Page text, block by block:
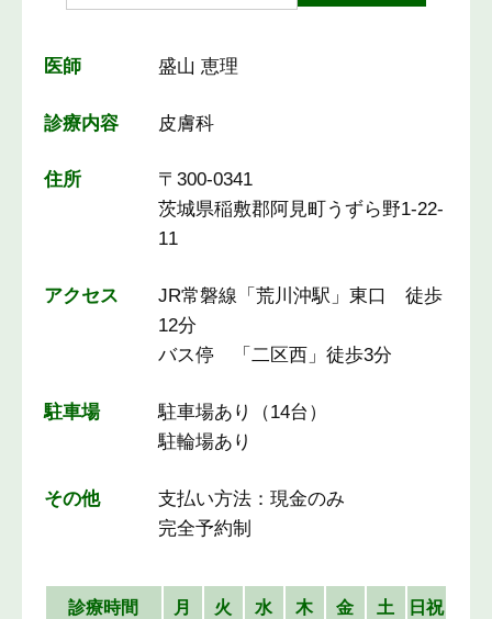
医師 盛山 恵理
診療内容 皮膚科
住所
〒300-0341
茨城県稲敷郡阿見町うずら野1-22-
11
アクセス
JR常磐線「荒川沖駅」東口 徒歩
12分
バス停 「二区西」徒歩3分
駐車場
駐車場あり（14台）
駐輪場あり
その他
支払い方法：現金のみ
完全予約制
診療時間 月 火 水 木 金 土 日祝